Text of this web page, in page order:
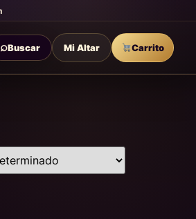
⌕Buscar Mi Altar Carrito